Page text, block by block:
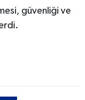
güvenliği ve